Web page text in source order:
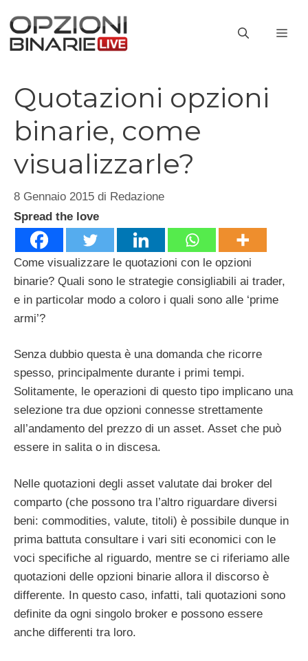
contenuto
Quotazioni opzioni
binarie, come
visualizzarle?
8 Gennaio 2015 di Redazione
Spread the love
Come visualizzare le quotazioni con le opzioni
binarie? Quali sono le strategie consigliabili ai trader,
e in particolar modo a coloro i quali sono alle ‘prime
armi’?
Senza dubbio questa è una domanda che ricorre
spesso, principalmente durante i primi tempi.
Solitamente, le operazioni di questo tipo implicano una
selezione tra due opzioni connesse strettamente
all’andamento del prezzo di un asset. Asset che può
essere in salita o in discesa.
Nelle quotazioni degli asset valutate dai broker del
comparto (che possono tra l’altro riguardare diversi
beni: commodities, valute, titoli) è possibile dunque in
prima battuta consultare i vari siti economici con le
voci specifiche al riguardo, mentre se ci riferiamo alle
quotazioni delle opzioni binarie allora il discorso è
differente. In questo caso, infatti, tali quotazioni sono
definite da ogni singolo broker e possono essere
anche differenti tra loro.